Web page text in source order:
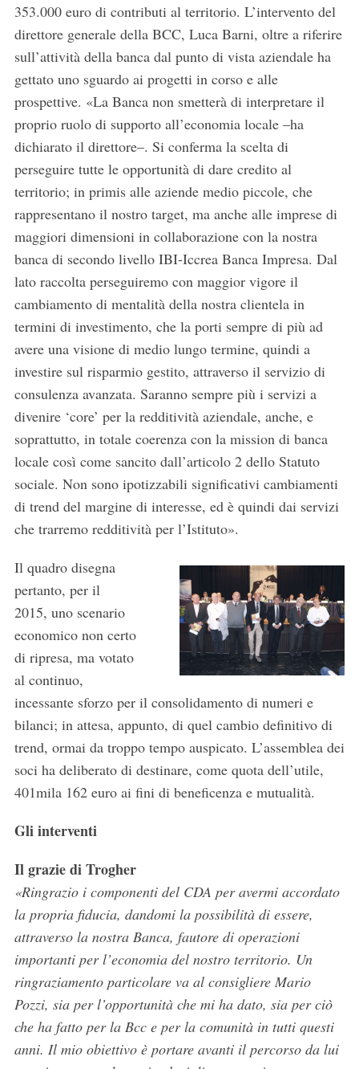
353.000 euro di contributi al territorio. L’intervento del
direttore generale della BCC, Luca Barni, oltre a riferire
sull’attività della banca dal punto di vista aziendale ha
gettato uno sguardo ai progetti in corso e alle
prospettive. «La Banca non smetterà di interpretare il
proprio ruolo di supporto all’economia locale –ha
dichiarato il direttore–. Si conferma la scelta di
perseguire tutte le opportunità di dare credito al
territorio; in primis alle aziende medio piccole, che
rappresentano il nostro target, ma anche alle imprese di
maggiori dimensioni in collaborazione con la nostra
banca di secondo livello IBI-Iccrea Banca Impresa. Dal
lato raccolta perseguiremo con maggior vigore il
cambiamento di mentalità della nostra clientela in
termini di investimento, che la porti sempre di più ad
avere una visione di medio lungo termine, quindi a
investire sul risparmio gestito, attraverso il servizio di
consulenza avanzata. Saranno sempre più i servizi a
divenire ‘core’ per la redditività aziendale, anche, e
soprattutto, in totale coerenza con la mission di banca
locale così come sancito dall’articolo 2 dello Statuto
sociale. Non sono ipotizzabili significativi cambiamenti
di trend del margine di interesse, ed è quindi dai servizi
che trarremo redditività per l’Istituto».
Il quadro disegna
pertanto, per il
2015, uno scenario
economico non certo
di ripresa, ma votato
al continuo,
incessante sforzo per il consolidamento di numeri e
bilanci; in attesa, appunto, di quel cambio definitivo di
trend, ormai da troppo tempo auspicato. L’assemblea dei
soci ha deliberato di destinare, come quota dell’utile,
401mila 162 euro ai fini di beneficenza e mutualità.
Gli interventi
Il grazie di Trogher
«Ringrazio i componenti del CDA per avermi accordato
la propria fiducia, dandomi la possibilità di essere,
attraverso la nostra Banca, fautore di operazioni
importanti per l’economia del nostro territorio. Un
ringraziamento particolare va al consigliere Mario
Pozzi, sia per l’opportunità che mi ha dato, sia per ciò
che ha fatto per la Bcc e per la comunità in tutti questi
anni. Il mio obiettivo è portare avanti il percorso da lui